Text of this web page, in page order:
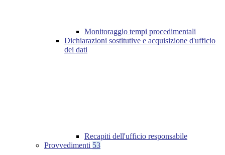
Monitoraggio tempi procedimentali
Dichiarazioni sostitutive e acquisizione d'ufficio
dei dati
Recapiti dell'ufficio responsabile
Provvedimenti 53